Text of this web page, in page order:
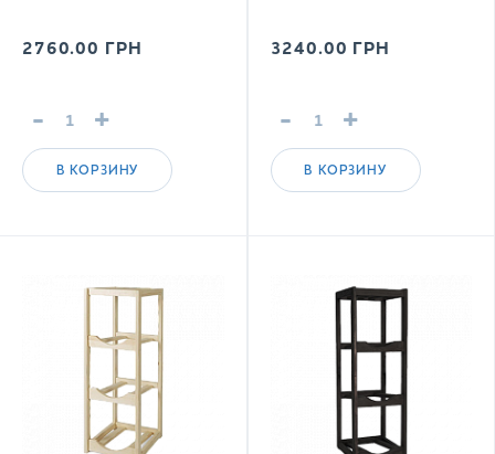
2760.00 ГРН
- +
В КОРЗИНУ
3240.00 ГРН
- +
В КОРЗИНУ